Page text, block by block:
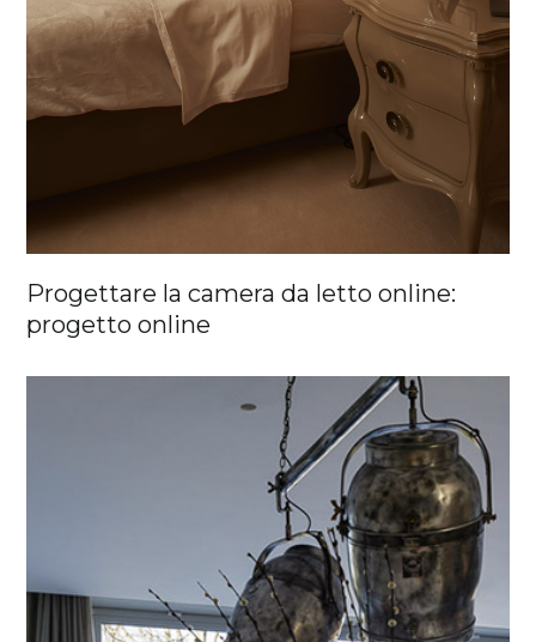
Progettare la camera da letto online:
progetto online